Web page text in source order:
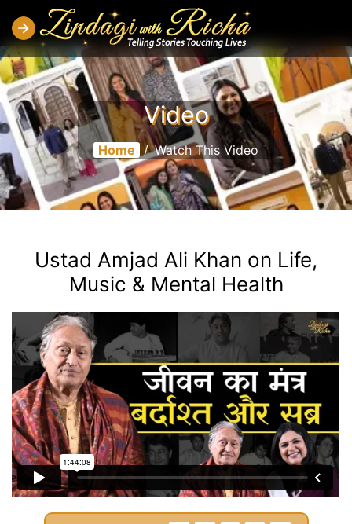
Video
Home / Watch This Video
Watch Video
Ustad Amjad Ali Khan on Life,
Music & Mental Health